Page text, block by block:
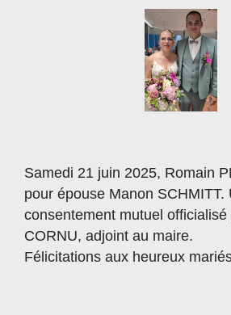
Samedi 21 juin 2025, Romain
pour épouse Manon SCHMITT.
consentement mutuel
CORNU, adjoint au maire.
Félicitations aux heureux